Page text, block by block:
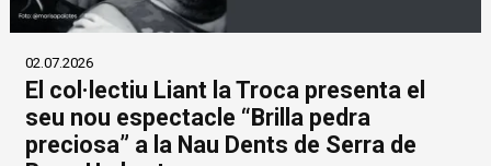
02.07.2026
El col·lectiu Liant la Troca presenta el
seu nou espectacle “Brilla pedra
preciosa” a la Nau Dents de Serra de